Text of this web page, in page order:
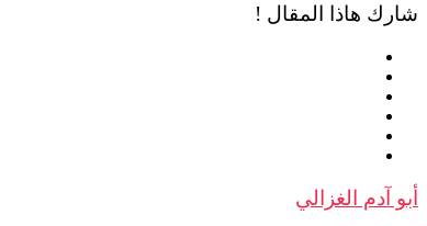
شارك هاذا المقال !
أبو آدم الغزالي